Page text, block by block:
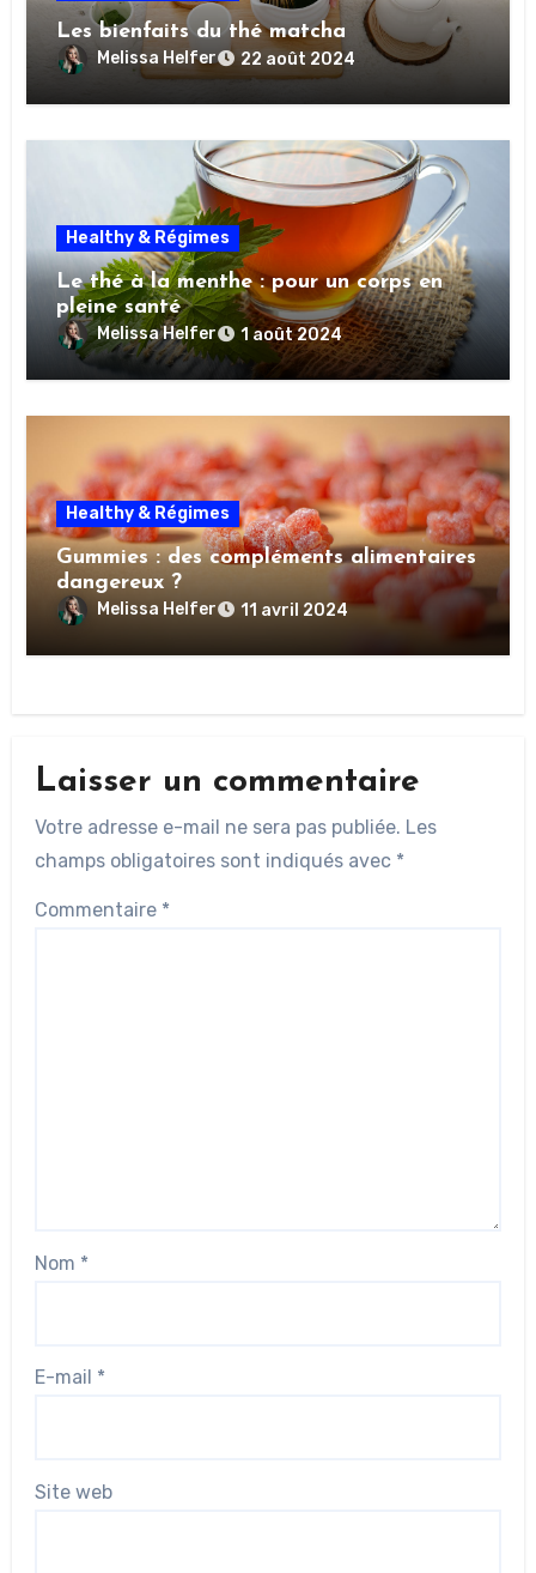
Les bienfaits du thé matcha
Melissa Helfer 22 août 2024
Healthy & Régimes
Le thé à la menthe : pour un corps en
pleine santé
Melissa Helfer 1 août 2024
Healthy & Régimes
Gummies : des compléments alimentaires
dangereux ?
Melissa Helfer 11 avril 2024
Laisser un commentaire
Votre adresse e-mail ne sera pas publiée. Les
champs obligatoires sont indiqués avec *
Commentaire *
Nom *
E-mail *
Site web